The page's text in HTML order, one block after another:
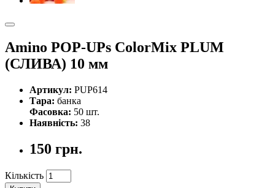
Amino POP-UPs ColorMix PLUM
(СЛИВА) 10 мм
Артикул: PUP614
Тара: банка
Фасовка: 50 шт.
Наявність: 38
150 грн.
Кількість